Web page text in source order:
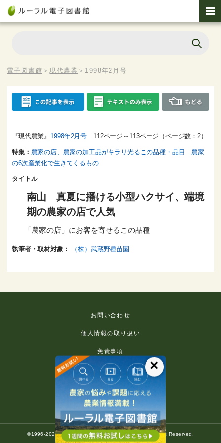
電子図書館 ＞現代農業 ＞ 1998年2月号
『現代農業』 1998年2月号 112ページ～113ページ（ページ数：2）
特集： 農家の店、農家の加工品がキラリ光るこの品種・品目 農家
の6次産業化で生きてくるもの
タイトル
南山 真夏に播ける小型ハクサイ、端境
期の農家の店で人気
「農家の店」にお客を寄せるこの品種
執筆者・取材対象： （株）武蔵野種苗園
お問い合わせ
個人情報の取り扱い
免責事項
利用規約
推奨環境
著作権等について
©1996-2022 Rural Culture Association Japan. All Rights Reserved.
×